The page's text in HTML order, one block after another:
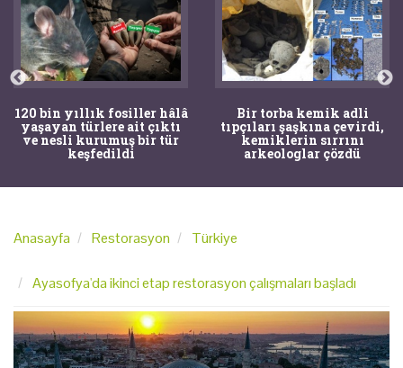
120 bin yıllık fosiller hâlâ
yaşayan türlere ait çıktı
ve nesli kurumuş bir tür
keşfedildi
Bir torba kemik adli
tıpçıları şaşkına çevirdi,
kemiklerin sırrını
arkeologlar çözdü
Anasayfa Restorasyon Türkiye
Ayasofya'da ikinci etap restorasyon çalışmaları başladı